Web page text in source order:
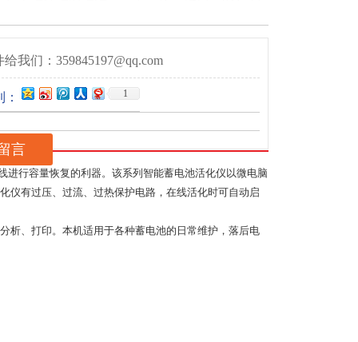
给我们：359845197@qq.com
1
言
行容量恢复的利器。该系列智能蓄电池活化仪以微电脑
仪有过压、过流、过热保护电路，在线活化时可自动启
析、打印。本机适用于各种蓄电池的日常维护，落后电